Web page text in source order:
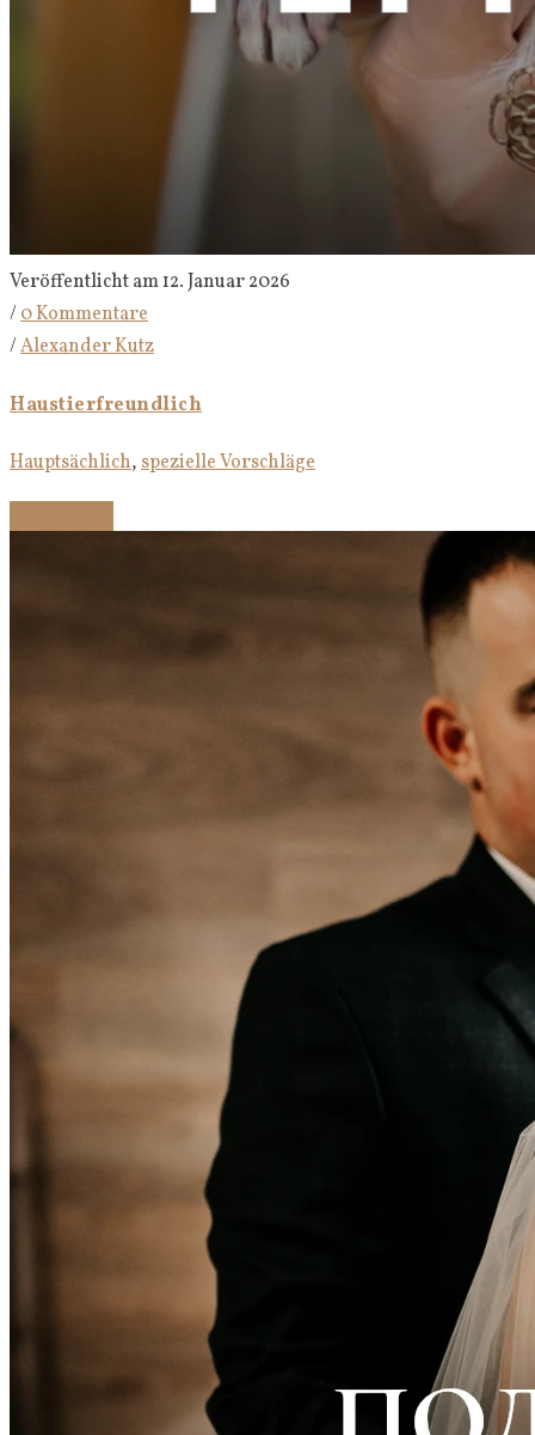
Veröffentlicht am 12. Januar 2026
/0 Kommentare
/Alexander Kutz
Haustierfreundlich
Hauptsächlich,spezielle Vorschläge